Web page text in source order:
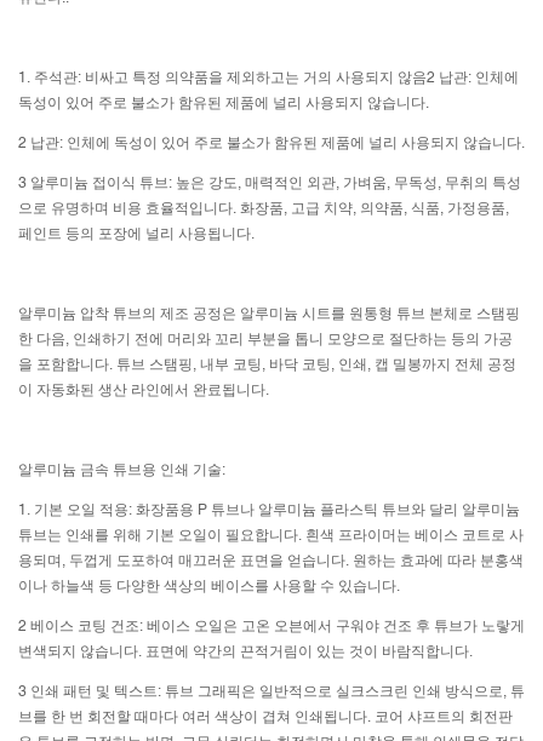
1. 주석관: 비싸고 특정 의약품을 제외하고는 거의 사용되지 않음2 납관: 인체에
독성이 있어 주로 불소가 함유된 제품에 널리 사용되지 않습니다.
2 납관: 인체에 독성이 있어 주로 불소가 함유된 제품에 널리 사용되지 않습니다.
3 알루미늄 접이식 튜브: 높은 강도, 매력적인 외관, 가벼움, 무독성, 무취의 특성
으로 유명하며 비용 효율적입니다. 화장품, 고급 치약, 의약품, 식품, 가정용품,
페인트 등의 포장에 널리 사용됩니다.
알루미늄 압착 튜브의 제조 공정은 알루미늄 시트를 원통형 튜브 본체로 스탬핑
한 다음, 인쇄하기 전에 머리와 꼬리 부분을 톱니 모양으로 절단하는 등의 가공
을 포함합니다. 튜브 스탬핑, 내부 코팅, 바닥 코팅, 인쇄, 캡 밀봉까지 전체 공정
이 자동화된 생산 라인에서 완료됩니다.
알루미늄 금속 튜브용 인쇄 기술:
1. 기본 오일 적용: 화장품용 P 튜브나 알루미늄 플라스틱 튜브와 달리 알루미늄
튜브는 인쇄를 위해 기본 오일이 필요합니다. 흰색 프라이머는 베이스 코트로 사
용되며, 두껍게 도포하여 매끄러운 표면을 얻습니다. 원하는 효과에 따라 분홍색
이나 하늘색 등 다양한 색상의 베이스를 사용할 수 있습니다.
2 베이스 코팅 건조: 베이스 오일은 고온 오븐에서 구워야 건조 후 튜브가 노랗게
변색되지 않습니다. 표면에 약간의 끈적거림이 있는 것이 바람직합니다.
3 인쇄 패턴 및 텍스트: 튜브 그래픽은 일반적으로 실크스크린 인쇄 방식으로, 튜
브를 한 번 회전할 때마다 여러 색상이 겹쳐 인쇄됩니다. 코어 샤프트의 회전판